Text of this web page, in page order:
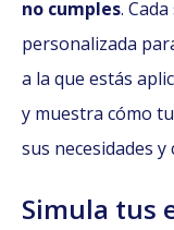
no cumples.
personalizada
a la que estás
y muestra cómo
sus necesidades
Simula tus